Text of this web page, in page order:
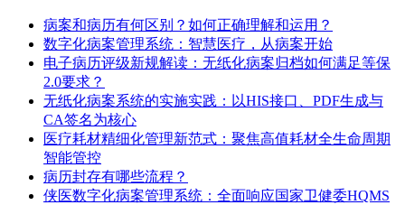
病案和病历有何区别？如何正确理解和运用？
数字化病案管理系统：智慧医疗，从病案开始
电子病历评级新规解读：无纸化病案归档如何满足等保
2.0要求？
无纸化病案系统的实施实践：以HIS接口、PDF生成与
CA签名为核心
医疗耗材精细化管理新范式：聚焦高值耗材全生命周期
智能管控
病历封存有哪些流程？
侠医数字化病案管理系统：全面响应国家卫健委HQMS